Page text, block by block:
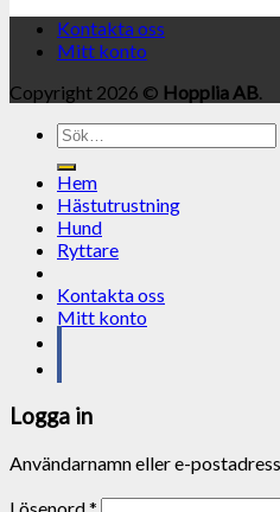
Kontakta oss
Mitt konto
Copyright 2026 © Hopplia AB.
Sök
efter:
Hem
Hästutrustning
Hund
Ryttare
Kontakta oss
Mitt konto
Logga in
Användarnamn eller e-postadress